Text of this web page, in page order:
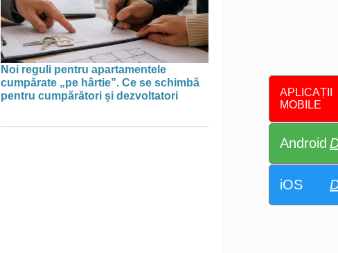
APLICAȚII
MOBILE
Android
iOS
Noi reguli pentru apartamentele
cumpărate „pe hârtie”. Ce se schimbă
pentru cumpărători și dezvoltatori